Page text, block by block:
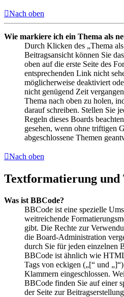
Nach oben
Wie markiere ich ein Thema als
Durch Klicken des „Thema
Beitragsansicht können Sie
oben auf die erste Seite des
entsprechenden Link nicht
möglicherweise deaktiviert
nicht genügend Zeit
Thema nach oben zu holen,
darauf schreiben. Stellen Sie
Regeln dieses Boards
gesehen, wenn ohne triftigen
abgeschlossene Themen
Nach oben
Textformatierung und
Was ist BBCode?
BBCode ist eine spezielle
weitreichende
gibt. Die Rechte zur
die Board-Administration
durch Sie für jeden einzelnen
BBCode ist ähnlich wie
Tags von eckigen („[“ und
Klammern eingeschlossen.
BBCode finden Sie auf einer
der Seite zur